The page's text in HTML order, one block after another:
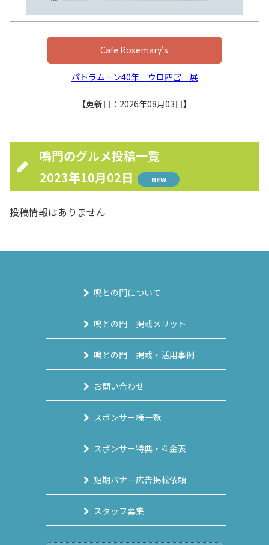
Cafe Rosemary's
パトラムーン40年 ウロ四宮 展
【更新日：2026年08月03日】
鳴門のグルメ投稿一覧
2023年10月02日
NEW
投稿情報はありません
鳴との門について
鳴との門 掲載メリット
鳴との門 掲載・活用事例
お問い合わせ
スポンサー様一覧
スポンサー特典・料金表
短期バナー広告掲載依頼
スタッフ募集